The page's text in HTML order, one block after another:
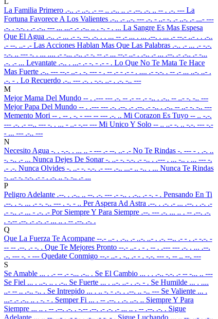
La Familia Primero .-.. .- ..-. .- -- .. .-.. .. .- .--. .-. .. -- . .-. --- La
Fortuna Favorece A Los Valientes .-.. .- ..-. --- .-. - ..- -. .- ..-. .- ...- ---
.-. . -.-. . .- .-.. --- ... ...- .- .-.. .. . -. - . ... La Sangre Es Mas Espesa
Que El Agua .-.. .- ... .- -. --. .-. . . ... -- .- ... . ... .--. . ... .- --.- ..- . . .-..
.- --. ..- .- Las Acciones Hablan Mas Que Las Palabras .-.. .- ... .- -.-.
-.-. .. --- -. . ... .... .- -... .-.. .- -. -- .- ... --.- ..- . .-.. .- ... .--. .- .-.. .- -...
.-. .- ... Levantate .-.. . ...- .- -. - .- - . Lo Que No Te Mata Te Hace
Mas Fuerte .-.. --- --.- ..- . -. --- - . -- .- - .- - . .... .- -.-. . -- .- ... ..-. ..- .
.-. - . Lo Recuerdo .-.. --- .-. . -.-. ..- . .-. -.. ---
M
Mejor Mama Del Mundo -- . .--- --- .-. -- .- -- .- -.. . .-.. -- ..- -. -.. ---
Mejor Papa Del Mundo -- . .--- --- .-. .--. .- .--. .- -.. . .-.. -- ..- -. -.. ---
Memento Mori -- . -- . -. - --- -- --- .-. .. Mi Corazon Es Tuyo -- .. -.-.
--- .-. .- --.. --- -. . ... - ..- -.-- --- Mi Unico Y Solo -- .. ..- -. .. -.-. --- -.-
- ... --- .-.. ---
N
Necesito Agua -. . -.-. . ... .. - --- .- --. ..- .- No Te Rindas -. --- - . .-. ..
-. -.. .- ... Nunca Dejes De Sonar-. ..- -. -.-. .- -.. . .--- . ... -.. . ... --- -.
.- .-. Nunca Olvides -. ..- -. -.-. .- --- .-.. ...- .. -.. . ... Nunca Te Rindas
-. ..- -. -.-. .- - . .-. .. -. -.. .- ...
P
Peligro Adelante .--. . .-.. .. --. .-. --- .- -.. . .-.. .- -. - . Pensando En Ti
.--. . -. ... .- -. -.. --- . -. - .. Per Aspera Ad Astra .--. . .-. .- ... .--. . .-. .-
.- -.. .- ... - .-. .- Por Siempre Y Para Siempre .--. --- .-. ... .. . -- .--. .-.
. -.-- .--. .- .-. .- ... .. . -- .--. .-. .
Q
Que La Fuerza Te Acompane --.- ..- . .-.. .- ..-. ..- . .-. --.. .- - . .- -.-. -
-- -- .--. .- -. . Que Te Mejores Pronto --.- ..- . - . -- . .--- --- .-. . ... .--.
.-. --- -. - --- Quedate Conmigo --.- ..- . -.. .- - . -.-. --- -. -- .. --. ---
S
Se Amable ... . .- -- .- -... .-.. . Se El Cambio ... . . .-.. -.-. .- -- -... .. ---
Se Fiel ... . ..-. .. . .-.. Se Fuerte ... . ..-. ..- . .-. - . Se Humilde ... . ....
..- -- .. .-.. -.. . Se Intrepido ... . .. -. - .-. . .--. .. -.. --- Se Valiente ... .
...- .- .-.. .. . -. - . Semper Fi ... . -- .--. . .-. ..-. .. Siempre Y Para
Siempre ... .. . -- .--. .-. . -.-- .--. .- .-. .- ... .. . -- .--. .-. . Sigue
Adelante ... .. --. ..- . .- -.. . .-.. .- -. - . Sigue Luchando ... .. --. ..- . .-..